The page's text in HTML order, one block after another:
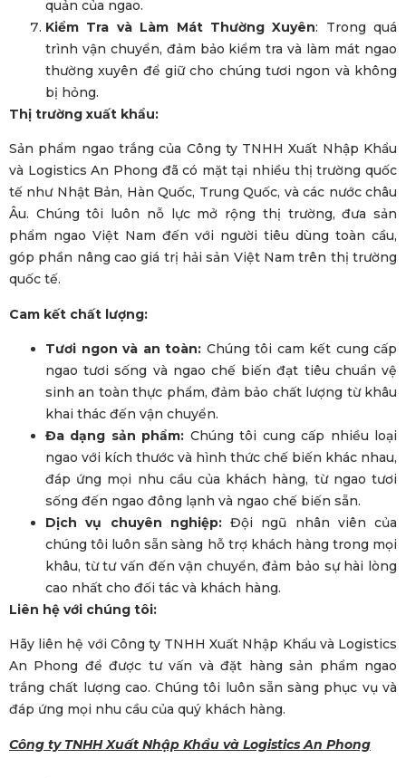
quản của ngao.
Kiểm Tra và Làm Mát Thường Xuyên: Trong quá
trình vận chuyển, đảm bảo kiểm tra và làm mát ngao
thường xuyên để giữ cho chúng tươi ngon và không
bị hỏng.
Thị trường xuất khẩu:
Sản phẩm ngao trắng của Công ty TNHH Xuất Nhập Khẩu
và Logistics An Phong đã có mặt tại nhiều thị trường quốc
tế như Nhật Bản, Hàn Quốc, Trung Quốc, và các nước châu
Âu. Chúng tôi luôn nỗ lực mở rộng thị trường, đưa sản
phẩm ngao Việt Nam đến với người tiêu dùng toàn cầu,
góp phần nâng cao giá trị hải sản Việt Nam trên thị trường
quốc tế.
Cam kết chất lượng:
Tươi ngon và an toàn: Chúng tôi cam kết cung cấp
ngao tươi sống và ngao chế biến đạt tiêu chuẩn vệ
sinh an toàn thực phẩm, đảm bảo chất lượng từ khâu
khai thác đến vận chuyển.
Đa dạng sản phẩm: Chúng tôi cung cấp nhiều loại
ngao với kích thước và hình thức chế biến khác nhau,
đáp ứng mọi nhu cầu của khách hàng, từ ngao tươi
sống đến ngao đông lạnh và ngao chế biến sẵn.
Dịch vụ chuyên nghiệp:Đội ngũ nhân viên của
chúng tôi luôn sẵn sàng hỗ trợ khách hàng trong mọi
khâu, từ tư vấn đến vận chuyển, đảm bảo sự hài lòng
cao nhất cho đối tác và khách hàng.
Liên hệ với chúng tôi:
Hãy liên hệ với Công ty TNHH Xuất Nhập Khẩu và Logistics
An Phong để được tư vấn và đặt hàng sản phẩm ngao
trắng chất lượng cao. Chúng tôi luôn sẵn sàng phục vụ và
đáp ứng mọi nhu cầu của quý khách hàng.
Công ty TNHH Xuất Nhập Khẩu và Logistics An Phong